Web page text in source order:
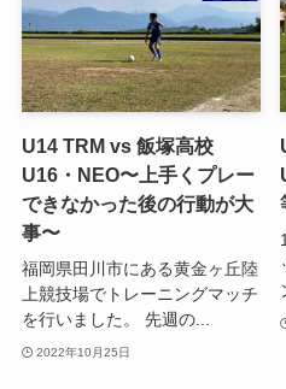
U14 TRM vs 飯塚高校
U16・NEO〜上手くプレー
できなかった後の行動が大
事〜
福岡県田川市にある黄金ヶ丘陸
上競技場でトレーニングマッチ
を行いました。 先週の...
2022年10月25日